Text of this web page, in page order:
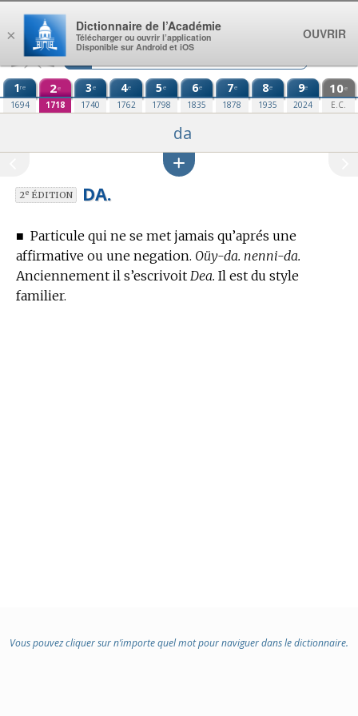
Aller au contenu
1re
1694
2e
1718
3e
1740
4e
1762
5e
1798
6e
1835
7e
1878
8e
1935
9e
2024
10e
E.C.
da
2eÉDITION DA.
■ Particule qui ne se met jamais qu’aprés une
affirmative ou une negation. Oüy-da. nenni-da.
Anciennement il s’escrivoit Dea. Il est du style
familier.
Vous pouvez cliquer sur n’importe quel mot pour naviguer dans le dictionnaire.
×
Dictionnaire de l’Académie
Télécharger ou ouvrir l’application
Disponible sur Android et iOS
OUVRIR